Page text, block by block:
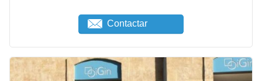
Contactar